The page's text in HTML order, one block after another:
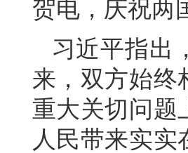
贺电，庆祝两
习近平指出
来，双方始终
重大关切问题
人民带来实